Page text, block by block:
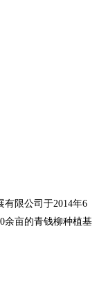
限公司于2014年6
余亩的青钱柳种植基